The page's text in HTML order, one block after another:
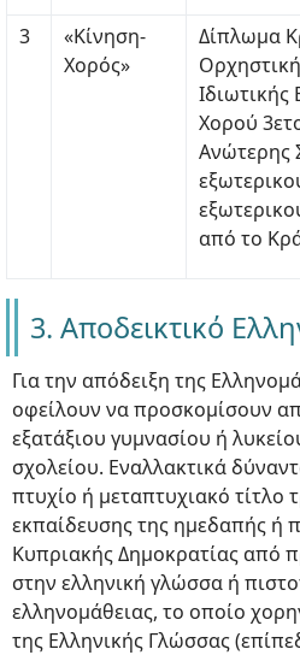
3
«Κίνηση-
Χορός»
Δίπλωμα
Ιδιωτικής
Χορού
Ανώτερης
από το
3. Αποδεικτικό
Για την απόδειξη της
οφείλουν να προσκομίσουν
εξατάξιου γυμνασίου ή
σχολείου. Εναλλακτικά
πτυχίο ή μεταπτυχιακό τίτλο
εκπαίδευσης της ημεδαπής ή
Κυπριακής Δημοκρατίας από
στην ελληνική γλώσσα ή
ελληνομάθειας, το οποίο
της Ελληνικής Γλώσσας